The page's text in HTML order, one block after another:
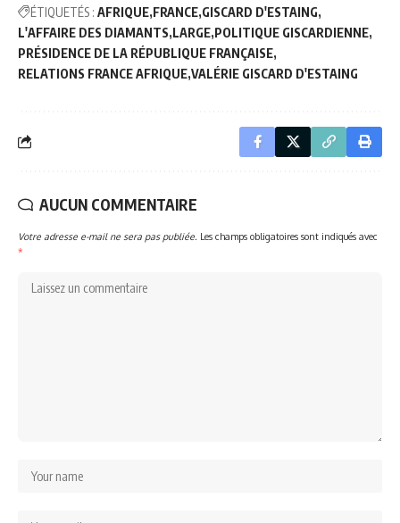
ÉTIQUETÉS : AFRIQUE FRANCE GISCARD D'ESTAING
L'AFFAIRE DES DIAMANTS LARGE POLITIQUE GISCARDIENNE
PRÉSIDENCE DE LA RÉPUBLIQUE FRANÇAISE
RELATIONS FRANCE AFRIQUE VALÉRIE GISCARD D'ESTAING
AUCUN COMMENTAIRE
Votre adresse e-mail ne sera pas publiée. Les champs obligatoires sont indiqués avec
*